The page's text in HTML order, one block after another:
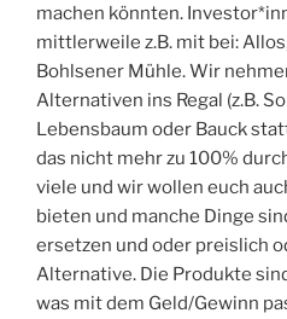
machen könnten.
mittlerweile z.B. mit bei:
Bohlsener Mühle. Wir
Alternativen ins Regal (z.B.
Lebensbaum oder Bauck
das nicht mehr zu 100%
viele und wir wollen euch
bieten und manche Dinge
ersetzen und oder preislich
Alternative. Die Produkte
was mit dem Geld/Gewinn